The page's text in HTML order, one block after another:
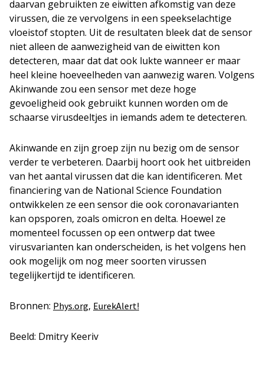
daarvan gebruikten ze eiwitten afkomstig van deze
virussen, die ze vervolgens in een speekselachtige
vloeistof stopten. Uit de resultaten bleek dat de sensor
niet alleen de aanwezigheid van de eiwitten kon
detecteren, maar dat dat ook lukte wanneer er maar
heel kleine hoeveelheden van aanwezig waren. Volgens
Akinwande zou een sensor met deze hoge
gevoeligheid ook gebruikt kunnen worden om de
schaarse virusdeeltjes in iemands adem te detecteren.
Akinwande en zijn groep zijn nu bezig om de sensor
verder te verbeteren. Daarbij hoort ook het uitbreiden
van het aantal virussen dat die kan identificeren. Met
financiering van de National Science Foundation
ontwikkelen ze een sensor die ook coronavarianten
kan opsporen, zoals omicron en delta. Hoewel ze
momenteel focussen op een ontwerp dat twee
virusvarianten kan onderscheiden, is het volgens hen
ook mogelijk om nog meer soorten virussen
tegelijkertijd te identificeren.
Bronnen: Phys.org, EurekAlert!
Beeld: Dmitry Keeriv